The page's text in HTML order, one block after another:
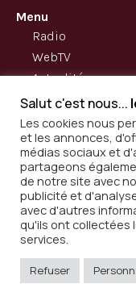
Menu
Radio
WebTV
Actualités
A propos
Contact
Adresse11 rue
Téléphone01 85
Mail
Salut c'est nous...
Les cookies nous
et les annonces,
médias sociaux et
partageons
de notre site avec
publicité et
avec d'autres
qu'ils ont collectées
services.
Refuser